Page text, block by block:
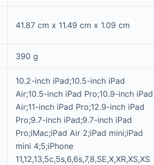
41.87 cm x 11.49 cm x 1.09 cm
390 g
10.2-inch iPad;10.5-inch iPad
Air;10.5-inch iPad Pro;10.9-inch iPad
Air;11-inch iPad Pro;12.9-inch iPad
Pro;9.7-inch iPad;9.7-inch iPad
Pro;iMac;iPad Air 2;iPad mini;iPad
mini 4;5;iPhone
11,12,13,5c,5s,6,6s,7,8,SE,X,XR,XS,XS